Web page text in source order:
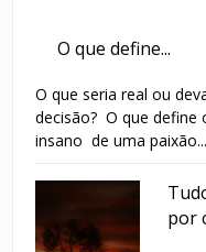
O que define...
O que seria real ou
decisão? O que define
insano de uma
por